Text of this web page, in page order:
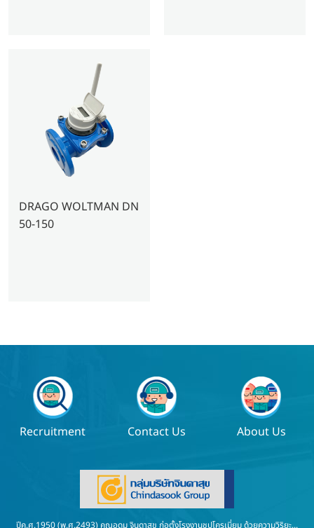
DRAGO WOLTMAN DN
50-150
Recruitment Contact Us About Us
ปีค.ศ.1950 (พ.ศ.2493) คุณอุดม จินดาสุข ก่อตั้งโรงงานชุปโครเมี่ยม ด้วยความวิริยะ...